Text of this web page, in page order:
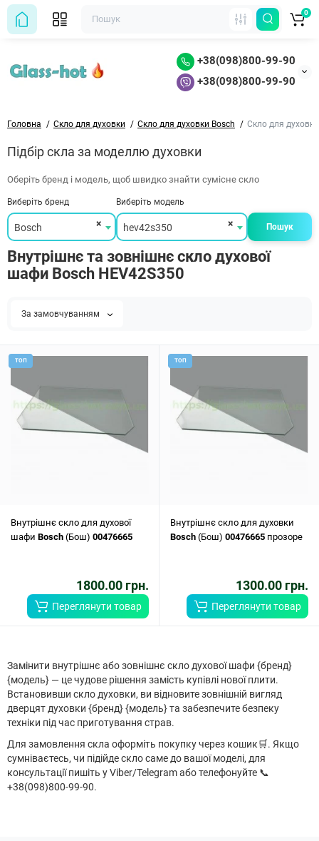
+38(098)800-99-90
+38(098)800-99-90
0
Головна Скло для духовки Скло для духовки Bosch Скло для
Підбір скла за моделлю духовки
Оберіть бренд і модель, щоб швидко знайти сумісне скло
Виберіть бренд
×
Bosch
Виберіть модель
×
hev42s350 Пошук
Внутрішнє та зовнішнє скло духової
шафи Bosch HEV42S350
За замовчуванням
ТОП
Внутрішнє скло для духової
шафи Bosch (Бош) 00476665
1800.00 грн.
Переглянути товар
ТОП
Внутрішнє скло для духовки
Bosch (Бош) 00476665 прозоре
1300.00 грн.
Переглянути товар
Замінити внутрішнє або зовнішнє скло духової шафи {бренд}
{модель} — це чудове рішення замість купівлі нової плити.
Встановивши скло духовки, ви відновите зовнішній вигляд
дверцят духовки {бренд} {модель} та забезпечите безпеку
техніки під час приготування страв.
Для замовлення скла оформіть покупку через кошик🛒. Якщо
сумніваєтесь, чи підійде скло саме до вашої моделі, для
консультації пишіть у Viber/Telegram або телефонуйте 📞
+38(098)800-99-90.